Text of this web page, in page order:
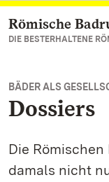
Zum
Römische
DIE BESTERHALTENE
BÄDER ALS
Dossiers
Die
damals nicht